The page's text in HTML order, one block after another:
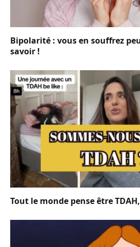
Bipolarité : vous en souffrez
savoir !
Tout le monde pense être